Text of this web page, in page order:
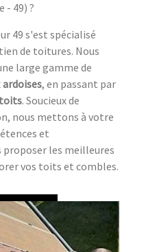
- 49) ?
49 s'est spécialisé
de toitures. Nous
large gamme de
ardoises, en passant par
. Soucieux de
nous mettons à votre
et
les meilleures
vos toits et combles.